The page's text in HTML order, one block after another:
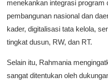
menekankan integrasi program
pembangunan nasional dan
kader, digitalisasi tata kelola,
tingkat dusun, RW, dan RT.
Selain itu, Rahmania
sangat ditentukan oleh